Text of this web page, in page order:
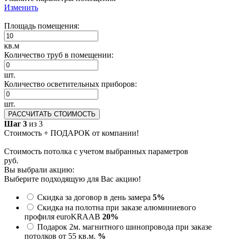
Изменить
Площадь помещения:
кв.м
Количество труб в помещении:
шт.
Количество осветительных приборов:
шт.
РАССЧИТАТЬ СТОИМОСТЬ
Шаг 3 из 3
Стоимость + ПОДАРОК от компании!
Стоимость потолка с учетом выбранных параметров
руб.
Вы выбрали акцию:
Выберите подходящую для Вас акцию!
Скидка за договор в день замера 5%
Скидка на полотна при заказе алюминиевого
профиля euroKRAAB 20%
Подарок 2м. магнитного шинопровода при заказе
потолков от 55 кв.м. %